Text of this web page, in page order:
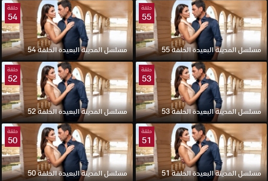
حلقة
55
مسلسل المدينة البعيدة الحلقة 55
حلقة
54
مسلسل المدينة البعيدة الحلقة 54
حلقة
53
مسلسل المدينة البعيدة الحلقة 53
حلقة
52
مسلسل المدينة البعيدة الحلقة 52
حلقة
51
مسلسل المدينة البعيدة الحلقة 51
حلقة
50
مسلسل المدينة البعيدة الحلقة 50